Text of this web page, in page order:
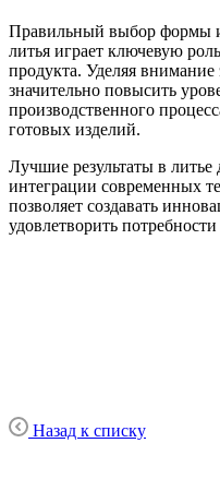
Правильный выбор формы
литья играет ключевую
продукта. Уделяя
значительно повысить
производственного
готовых изделий.
Лучшие результаты в литье
интеграции современных
позволяет создавать
удовлетворить
Назад к списку